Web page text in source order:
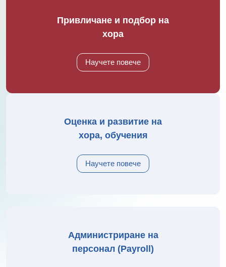
Привличане и подбор на
хора
Научете повече
Оценка и развитие на
хора, обучения
Научете повече
Администриране на
персонал (Payroll)